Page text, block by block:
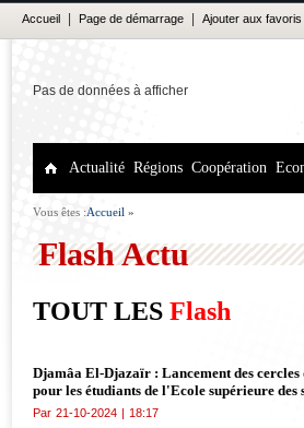
Accueil Page de démarrage Ajouter aux favoris
Pas de données à afficher
Actualité Régions Coopération
Vous êtes :Accueil »
Flash Actu
TOUT LES Flash
Djamâa El-Djazaïr : Lancement des
pour les étudiants de l'Ecole supérieure des
Par 21-10-2024 | 18:17